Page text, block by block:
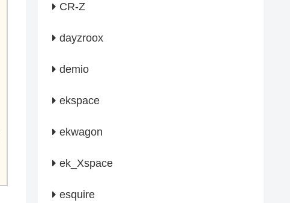
CR-Z
dayzroox
demio
ekspace
ekwagon
ek_Xspace
esquire